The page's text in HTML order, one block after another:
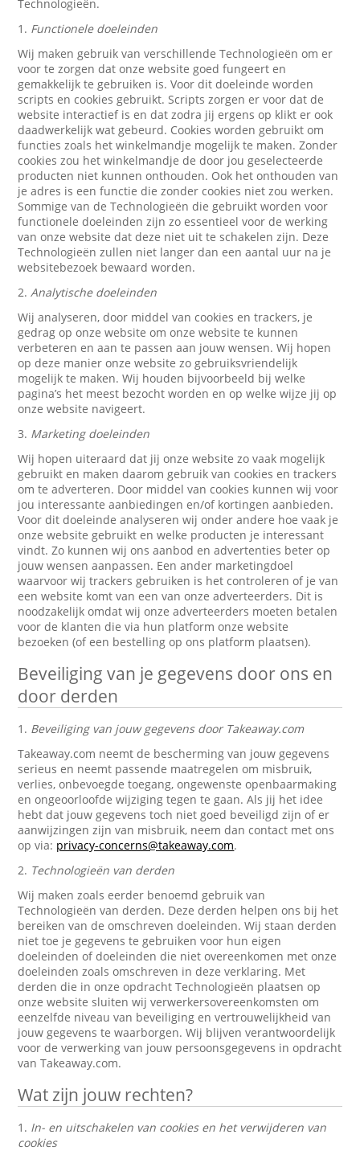
Technologieën.
1. Functionele doeleinden
Wij maken gebruik van verschillende Technologieën om er
voor te zorgen dat onze website goed fungeert en
gemakkelijk te gebruiken is. Voor dit doeleinde worden
scripts en cookies gebruikt. Scripts zorgen er voor dat de
website interactief is en dat zodra jij ergens op klikt er ook
daadwerkelijk wat gebeurd. Cookies worden gebruikt om
functies zoals het winkelmandje mogelijk te maken. Zonder
cookies zou het winkelmandje de door jou geselecteerde
producten niet kunnen onthouden. Ook het onthouden van
je adres is een functie die zonder cookies niet zou werken.
Sommige van de Technologieën die gebruikt worden voor
functionele doeleinden zijn zo essentieel voor de werking
van onze website dat deze niet uit te schakelen zijn. Deze
Technologieën zullen niet langer dan een aantal uur na je
websitebezoek bewaard worden.
2.Analytische doeleinden
Wij analyseren, door middel van cookies en trackers, je
gedrag op onze website om onze website te kunnen
verbeteren en aan te passen aan jouw wensen. Wij hopen
op deze manier onze website zo gebruiksvriendelijk
mogelijk te maken. Wij houden bijvoorbeeld bij welke
pagina’s het meest bezocht worden en op welke wijze jij op
onze website navigeert.
3. Marketing doeleinden
Wij hopen uiteraard dat jij onze website zo vaak mogelijk
gebruikt en maken daarom gebruik van cookies en trackers
om te adverteren. Door middel van cookies kunnen wij voor
jou interessante aanbiedingen en/of kortingen aanbieden.
Voor dit doeleinde analyseren wij onder andere hoe vaak je
onze website gebruikt en welke producten je interessant
vindt. Zo kunnen wij ons aanbod en advertenties beter op
jouw wensen aanpassen. Een ander marketingdoel
waarvoor wij trackers gebruiken is het controleren of je van
een website komt van een van onze adverteerders. Dit is
noodzakelijk omdat wij onze adverteerders moeten betalen
voor de klanten die via hun platform onze website
bezoeken (of een bestelling op ons platform plaatsen).
Beveiliging van je gegevens door ons en
door derden
1. Beveiliging van jouw gegevens door Takeaway.com
Takeaway.com neemt de bescherming van jouw gegevens
serieus en neemt passende maatregelen om misbruik,
verlies, onbevoegde toegang, ongewenste openbaarmaking
en ongeoorloofde wijziging tegen te gaan. Als jij het idee
hebt dat jouw gegevens toch niet goed beveiligd zijn of er
aanwijzingen zijn van misbruik, neem dan contact met ons
op via: privacy-concerns@takeaway.com.
2. Technologieën van derden
Wij maken zoals eerder benoemd gebruik van
Technologieën van derden. Deze derden helpen ons bij het
bereiken van de omschreven doeleinden. Wij staan derden
niet toe je gegevens te gebruiken voor hun eigen
doeleinden of doeleinden die niet overeenkomen met onze
doeleinden zoals omschreven in deze verklaring. Met
derden die in onze opdracht Technologieën plaatsen op
onze website sluiten wij verwerkersovereenkomsten om
eenzelfde niveau van beveiliging en vertrouwelijkheid van
jouw gegevens te waarborgen. Wij blijven verantwoordelijk
voor de verwerking van jouw persoonsgegevens in opdracht
van Takeaway.com.
Wat zijn jouw rechten?
1. In- en uitschakelen van cookies en het verwijderen van
cookies